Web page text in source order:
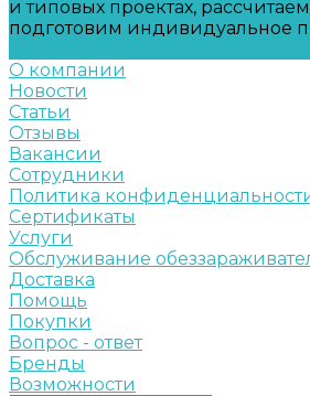
и типовых проектах,
подготовим индивидуальное
О компании
Новости
Статьи
Отзывы
Вакансии
Сотрудники
Политика
Сертификаты
Услуги
Обслуживание
Доставка
Помощь
Покупки
Вопрос - ответ
Бренды
Возможности